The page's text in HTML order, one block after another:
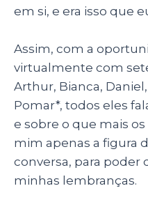
em si, e era isso que
Assim, com a
virtualmente com
Arthur, Bianca,
Pomar*, todos eles
e sobre o que mais
mim apenas a figura
conversa, para poder
minhas lembranças.